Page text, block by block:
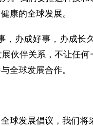
康的全球发展。
办成好事，办成长
伙伴关系，不让任
全球发展合作。
球发展倡议，我们